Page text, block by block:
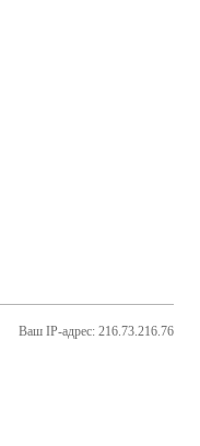
Ваш IP-адрес: 216.73.216.76